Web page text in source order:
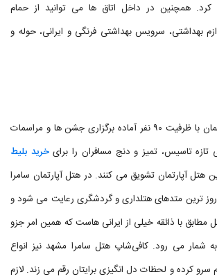
کرد. همچنین در داخل اتاق ها می توانید از حمام
بهداشتی، سرویس بهداشتی فرنگی و ایرانی، حوله و
رستوران این هتل آپارتمان با ظرفیت ۹۰ نفر آماده برگزاری جشن ها و مراسمات
تاسیس، تمیز و دنج مسافران را برایخرید بلیط
هتل آپارتمان تشویق می کنند. در هتل آپارتمان سامرا
ترین متدهای هتلداری و گردشگری رعایت می شود و
مطابق با ذائقه خیلی از ایرانی هاست که همین امر جزو
شمار می رود. کافی‌شاپ هتل سامرا مشهد نیز انواع
کرده و لحظات دل انگیزی برایتان رقم می زند. لازم